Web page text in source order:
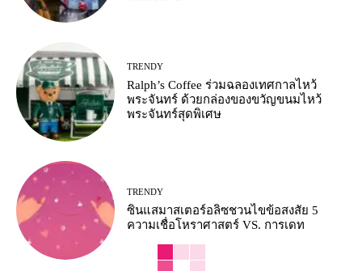
TRENDY
Ralph’s Coffee ร่วมฉลองเทศกาลไหว้
พระจันทร์ ด้วยกล่องของขวัญขนมไหว้
พระจันทร์สุดพิเศษ
TRENDY
ซินแสมาสเตอร์อลิซชวนไขข้อสงสัย 5
ความเชื่อโหราศาสตร์ VS. การเดท